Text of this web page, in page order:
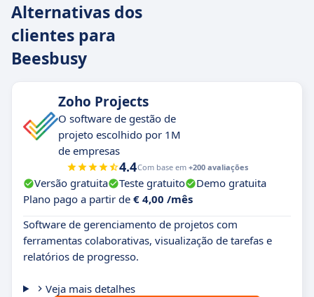
Alternativas dos
clientes para
Beesbusy
Zoho Projects
O software de gestão de
projeto escolhido por 1M
de empresas
4.4Com base em +200 avaliações
Versão gratuita Teste gratuito
Demo gratuita
Plano pago a partir de € 4,00 /mês
Software de gerenciamento de projetos com
ferramentas colaborativas, visualização de tarefas e
relatórios de progresso.
Veja mais detalhes